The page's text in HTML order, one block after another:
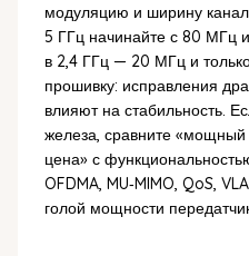
модуляцию и ширину
5 ГГц начинайте с 80 МГц
в 2,4 ГГц — 20 МГц и
прошивку: исправления
влияют на стабильность.
железа, сравните
цена» с
OFDMA, MU‑MIMO, QoS,
голой мощности